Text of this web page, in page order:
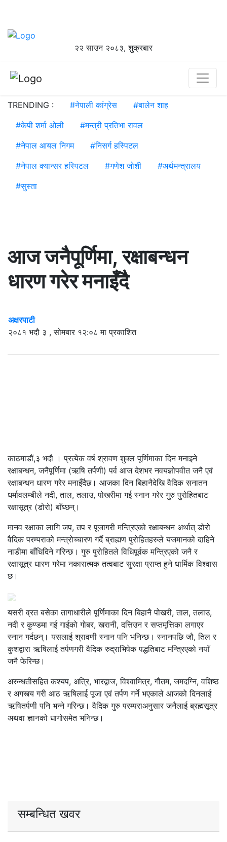
२२ साउन २०८३, शुक्रबार
TRENDING : #नेपाली कांग्रेस #बालेन शाह
#केपी शर्मा ओली #मन्त्री प्रतिभा रावल
#नेपाल आयल निगम #निसर्ग हस्पिटल
#नेपाल क्यान्सर हस्पिटल #गणेश जोशी #अर्थमन्त्रालय
#सुस्ता
आज जनैपूर्णिमा, रक्षाबन्धन
धारण गरेर मनाइँदै
अक्षरपाटी
२०८१ भदौ ३ , सोमबार १२:०८ मा प्रकाशित
काठमाडौं,३ भदौ । प्रत्येक वर्ष श्रावण शुक्ल पूर्णिमाका दिन मनाइने
रक्षाबन्धन, जनैपूर्णिमा (ऋषि तर्पणी) पर्व आज देशभर नवयज्ञोपवीत जनै एवं
रक्षाबन्धन धारण गरेर मनाइँदैछ। आजका दिन बिहानैदेखि वैदिक सनातन
धर्मावलम्बीले नदी, ताल, तलाउ, पोखरीमा गई स्नान गरेर गुरु पुरोहितबाट
रक्षासूत्र (डोरो) बाँध्छन्।
मानव रक्षाका लागि जप, तप र पूजागरी मन्त्रिएको रक्षाबन्धन अर्थात् डोरो
वैदिक परम्पराको मन्त्रोच्चारण गर्दै ब्राह्मण पुरोहितहरुले यजमानको दाहिने
नाडीमा बाँधिदिने गरिन्छ। गुरु पुरोहितले विधिपूर्वक मन्त्रिएको जनै र
रक्षासूत्र धारण गरेमा नकारात्मक तत्वबाट सुरक्षा प्राप्त हुने धार्मिक विश्वास
छ।
यसरी व्रत बसेका तागाधारीले पूर्णिमाका दिन बिहानै पोखरी, ताल, तलाउ,
नदी र कुण्डमा गई गाईको गोबर, खरानी, दत्तिउन र सप्तमृत्तिका लगाएर
स्नान गर्दछन्। यसलाई श्रावणी स्नान पनि भनिन्छ। स्नानपछि जौ, तिल र
कुशद्वारा ऋषिलाई तर्पणगरी वैदिक रुद्राभिषेक पद्धतिबाट मन्त्रिएको नयाँ
जनै फेरिन्छ।
अरुन्धतीसहित कश्यप, अत्रि, भारद्वाज, विश्वामित्र, गौतम, जमदग्नि, वशिष्ठ
र अगस्त्य गरी आठ ऋषिलाई पूजा एवं तर्पण गर्ने भएकाले आजको दिनलाई
ऋषितर्पणी पनि भन्ने गरिन्छ। वैदिक गुरु परम्पराअनुसार जनैलाई ब्रह्मसूत्र
अथवा ज्ञानको धागोसमेत भनिन्छ।
सम्बन्धित खवर